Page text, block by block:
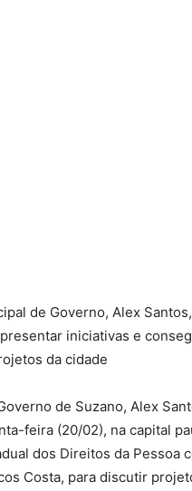
de Governo, Alex
iniciativas e
da cidade
de Suzano, Alex
feira (20/02), na capital
dos Direitos da Pessoa
Costa, para discutir